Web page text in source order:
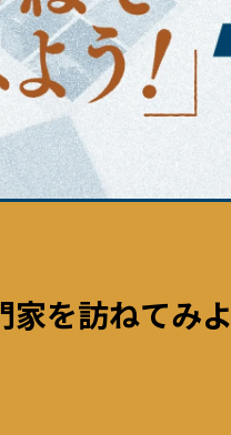
家を訪ねてみよ